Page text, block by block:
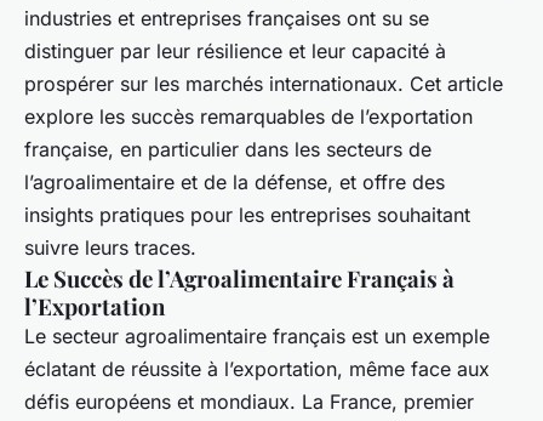
industries et entreprises françaises ont su se
distinguer par leur résilience et leur capacité à
prospérer sur les marchés internationaux. Cet article
explore les succès remarquables de l’exportation
française, en particulier dans les secteurs de
l’agroalimentaire et de la défense, et offre des
insights pratiques pour les entreprises souhaitant
suivre leurs traces.
Le Succès de l’Agroalimentaire Français à
l’Exportation
Le secteur agroalimentaire français est un exemple
éclatant de réussite à l’exportation, même face aux
défis européens et mondiaux. La France, premier